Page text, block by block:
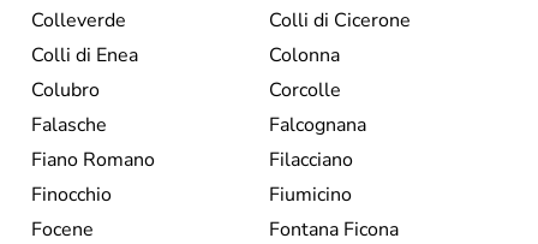
Colleverde
Colli di Cicerone
Colli di Enea
Colonna
Colubro
Corcolle
Falasche
Falcognana
Fiano Romano
Filacciano
Finocchio
Fiumicino
Focene
Fontana Ficona